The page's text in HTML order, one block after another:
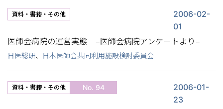
資料・書籍・その他
2006-02-
01
医師会病院の運営実態 −医師会病院アンケートより−
日医総研、 日本医師会共同利用施設検討委員会
資料・書籍・その他 No. 94
2006-01-
23